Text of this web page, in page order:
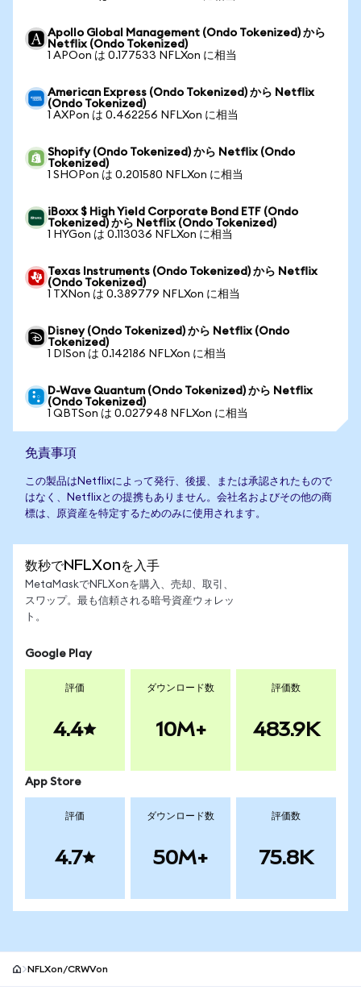
Apollo Global Management (Ondo Tokenized) から
Netflix (Ondo Tokenized)
1 APOon は 0.177533 NFLXon に相当
American Express (Ondo Tokenized) から Netflix
(Ondo Tokenized)
1 AXPon は 0.462256 NFLXon に相当
Shopify (Ondo Tokenized) から Netflix (Ondo
Tokenized)
1 SHOPon は 0.201580 NFLXon に相当
iBoxx $ High Yield Corporate Bond ETF (Ondo
Tokenized) から Netflix (Ondo Tokenized)
1 HYGon は 0.113036 NFLXon に相当
Texas Instruments (Ondo Tokenized) から Netflix
(Ondo Tokenized)
1 TXNon は 0.389779 NFLXon に相当
Disney (Ondo Tokenized) から Netflix (Ondo
Tokenized)
1 DISon は 0.142186 NFLXon に相当
D-Wave Quantum (Ondo Tokenized) から Netflix
(Ondo Tokenized)
1 QBTSon は 0.027948 NFLXon に相当
免責事項
この製品はNetflixによって発行、後援、または承認されたもので
はなく、Netflixとの提携もありません。会社名およびその他の商
標は、原資産を特定するためのみに使用されます。
数秒でNFLXonを入手
MetaMaskでNFLXonを購入、売却、取引、
スワップ。最も信頼される暗号資産ウォレッ
ト。
Google Play
評価
4.4
ダウンロード数
10M+
評価数
483.9K
App Store
評価
4.7
ダウンロード数
50M+
評価数
75.8K
NFLXon/CRWVon